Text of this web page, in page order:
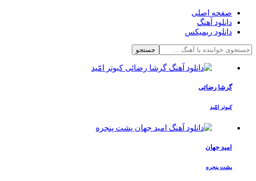
صفحه اصلی
دانلود آهنگ
دانلود ریمیکس
جستجو
گرشا رضائی
کبوتر امّید
امید جهان
پشت پنجره